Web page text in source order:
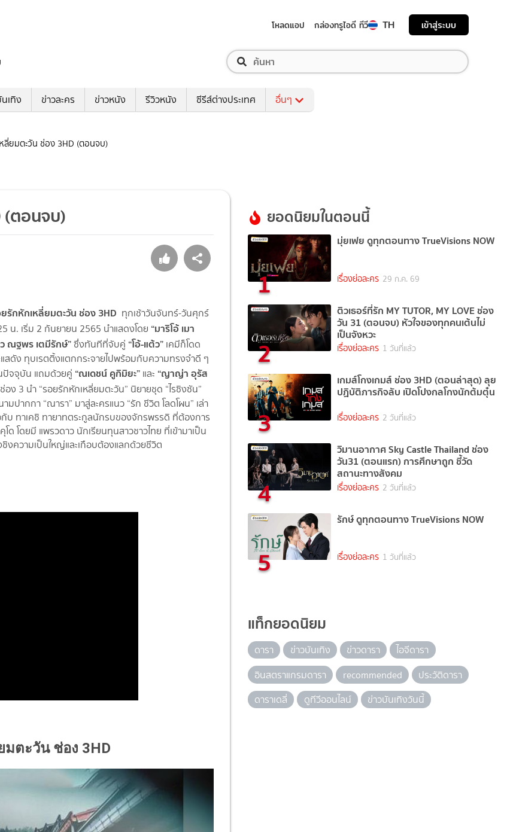
โหลดแอป กล่องทรูไอดี ทีวี TH เข้าสู่ระบบ
เทิง ข่าวละคร ข่าวหนัง รีวิวหนัง ซีรีส์ต่างประเทศ อื่นๆ
ลี่ยมตะวัน ช่อง 3HD (ตอนจบ)
(ตอนจบ)
รักหักเหลี่ยมตะวัน ช่อง 3HD ทุกเช้าวันจันทร์-วันศุกร์
น. เริ่ม 2 กันยายน 2565 นำแสดงโดย “มาริโอ้ เมา
ณฐพร เตมีรักษ์”ซึ่งทันทีที่จับคู่ “โอ้-แต้ว” เคมีก็โดด
แสดัง ทุบเรตติ้งแตกกระจายไปพร้อมกับความทรงจำดี ๆ
ปัจจุบัน แถมด้วยคู่ “ณเดชน์ คูกิมิยะ” และ “ญาญ่า อุรัส
ช่อง 3 นำ “รอยรักหักเหลี่ยมตะวัน” นิยายชุด “ไรซิงซัน”
มปากกา “ณารา” มาสู่ละครแนว “รัก ชีวิต โลดโผน” เล่า
กับ ทาเคชิ ทายาทตระกูลนักรบของจักรพรรดิ ที่ต้องการ
โด โดยมี แพรวดาว นักเรียนทุนสาวชาวไทย ที่เข้ามาเป็น
ชิงความเป็นใหญ่และเกือบต้องแลกด้วยชีวิต
มตะวัน ช่อง 3HD
ยอดนิยมในตอนนี้
1
มุ่ยเฟย ดูทุกตอนทาง TrueVisions NOW
เรื่องย่อละคร 29 ก.ค. 69
2
ติวเธอร์ที่รัก MY TUTOR, MY LOVE ช่อง
วัน 31 (ตอนจบ) หัวใจของทุกคนเต้นไม่
เป็นจังหวะ
เรื่องย่อละคร 1 วันที่แล้ว
3
เกมส์โกงเกมส์ ช่อง 3HD (ตอนล่าสุด) ลุย
ปฏิบัติภารกิจลับ เปิดโปงกลโกงนักต้มตุ๋น
เรื่องย่อละคร 2 วันที่แล้ว
4
วิมานอากาศ Sky Castle Thailand ช่อง
วัน31 (ตอนแรก) การศึกษาถูก ชี้วัด
สถานะทางสังคม
เรื่องย่อละคร 2 วันที่แล้ว
5
รักษ์ ดูทุกตอนทาง TrueVisions NOW
เรื่องย่อละคร 1 วันที่แล้ว
แท็กยอดนิยม
ดารา ข่าวบันเทิง ข่าวดารา
ไอจีดารา
อินสตราแกรมดารา
recommended
ประวัติดารา
ดาราเดลี่
ดูทีวีออนไลน์ ข่าวบันเทิงวันนี้